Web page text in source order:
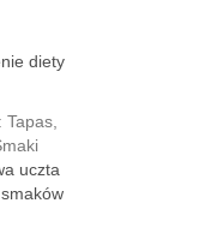
diety
uczta
smaków